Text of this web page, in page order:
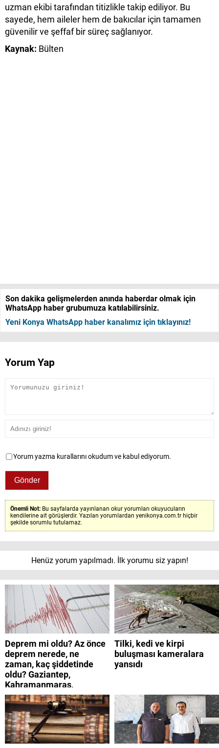
uzman ekibi tarafından titizlikle takip ediliyor. Bu
sayede, hem aileler hem de bakıcılar için tamamen
güvenilir ve şeffaf bir süreç sağlanıyor.
Kaynak: Bülten
Son dakika gelişmelerden anında haberdar olmak için
WhatsApp haber grubumuza katılabilirsiniz.
Yeni Konya WhatsApp haber kanalımız için tıklayınız!
Yorum Yap
Yorum yazma kurallarını okudum ve kabul ediyorum.
Önemli Not: Bu sayfalarda yayınlanan okur yorumları okuyucuların
kendilerine ait görüşlerdir. Yazılan yorumlardan yenikonya.com.tr hiçbir
şekilde sorumlu tutulamaz.
Henüz yorum yapılmadı. İlk yorumu siz yapın!
Deprem mi oldu? Az önce
deprem nerede, ne
zaman, kaç şiddetinde
oldu? Gaziantep,
Kahramanmaraş,
Adıyaman, Şanlıurfa,
Suriye, Kilis, Hatay,
Osmaniye 9 Ağustos 2026
AFAD son depremler
listesi
Tilki, kedi ve kirpi
buluşması kameralara
yansıdı